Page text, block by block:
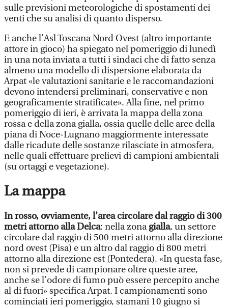
sulle previsioni meteorologiche di spostamenti dei
venti che su analisi di quanto disperso.
E anche l’Asl Toscana Nord Ovest (altro importante
attore in gioco) ha spiegato nel pomeriggio di lunedì
in una nota inviata a tutti i sindaci che di fatto senza
almeno una modello di dispersione elaborata da
Arpat «le valutazioni sanitarie e le raccomandazioni
devono intendersi preliminari, conservative e non
geograficamente stratificate». Alla fine, nel primo
pomeriggio di ieri, è arrivata la mappa della zona
rossa e della zona gialla, ossia quelle delle aree della
piana di Noce-Lugnano maggiormente interessate
dalle ricadute delle sostanze rilasciate in atmosfera,
nelle quali effettuare prelievi di campioni ambientali
(su ortaggi e vegetazione).
La mappa
In rosso, ovviamente, l’area circolare dal raggio di 300
metri attorno alla Delca: nella zonagialla, un settore
circolare dal raggio di 500 metri attorno alla direzione
nord ovest (Pisa) e un altro dal raggio di 800 metri
attorno alla direzione est (Pontedera). «In questa fase,
non si prevede di campionare oltre queste aree,
anche se l’odore di fumo può essere percepito anche
al di fuori» specifica Arpat. I campionamenti sono
cominciati ieri pomeriggio, stamani 10 giugno si